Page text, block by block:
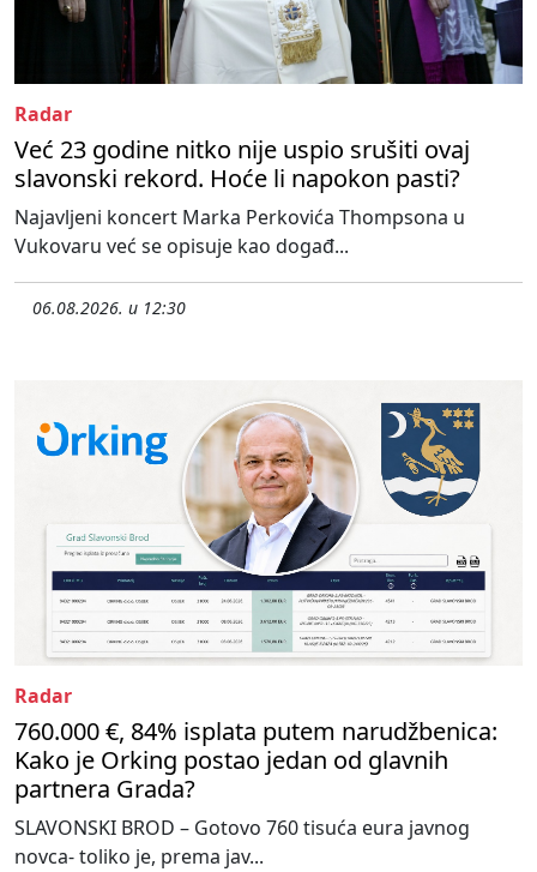
Radar
Već 23 godine nitko nije uspio srušiti ovaj
slavonski rekord. Hoće li napokon pasti?
Najavljeni koncert Marka Perkovića Thompsona u
Vukovaru već se opisuje kao događ...
06.08.2026. u 12:30
Radar
760.000 €, 84% isplata putem narudžbenica:
Kako je Orking postao jedan od glavnih
partnera Grada?
SLAVONSKI BROD – Gotovo 760 tisuća eura javnog
novca- toliko je, prema jav...